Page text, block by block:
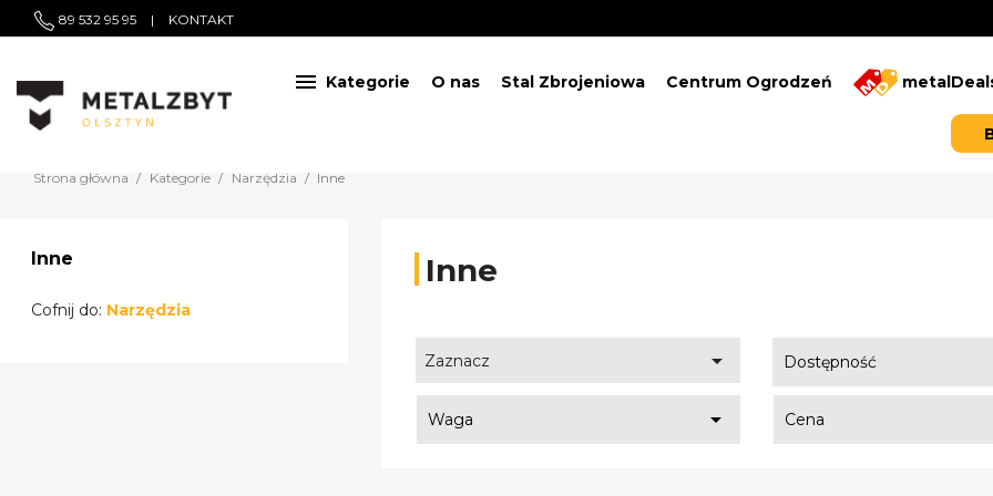
89 532 95 95 | KONTAKT
 Kategorie O nas Stal Zbrojeniowa Centrum Ogrodzeń
Strona główna Kategorie Narzędzia Inne
Inne
Cofnij do: Narzędzia
Inne
Zaznacz  Dostępność
Waga  Cena